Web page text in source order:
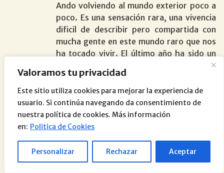
Valoramos tu privacidad
Este sitio utiliza cookies para mejorar la experiencia de
usuario. Si continúa navegando da consentimiento de
nuestra política de cookies. Más información
en: Politica de Cookies
Personalizar Rechazar Aceptar
Ando volviendo al mundo exterior poco a
poco. Es una sensación rara, una vivencia
dificil de describir pero compartida con
mucha gente en este mundo raro que nos
ha tocado vivir. El último año ha sido un
año muy denso, muy intenso. Lo ha sido de
puertas afuera pero también hacia dentro.
Y no sólo por todo lo que ha sucedido en el
mundo sino por lo que hemos vivido en
casa. Una parte de la vivencia en casa ha
sido una lesión extraña que se hizo mi hijo
peripecias hasta llegar a un diagnóstico
claro le ha hecho pasar por el quirófano